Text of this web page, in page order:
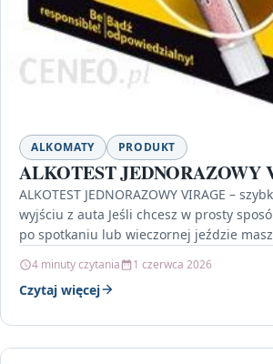
ALKOMATY PRODUKT
ALKOTEST JEDNORAZOWY
ALKOTEST JEDNORAZOWY VIRAGE –
wyjściu z auta Jeśli chcesz w prosty
po spotkaniu lub wieczornej jeździe
4 minuty czytania 1 czerwca 2026
Czytaj więcej